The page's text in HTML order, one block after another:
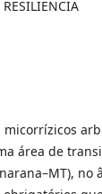
área de
no